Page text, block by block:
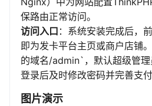
保路由正常访问。
访问入口 ：系统安装完成后，
即为发卡平台主页或商户店铺
的域名/admin`，默认超级管
登录后及时修改密码并完善支付
图片演示